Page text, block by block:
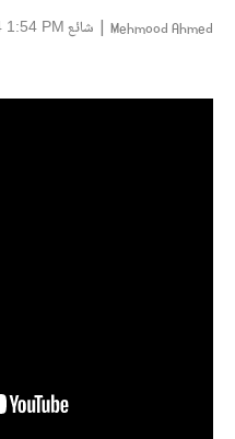
Mehmood Ahmed
| شائع 1:54 PM